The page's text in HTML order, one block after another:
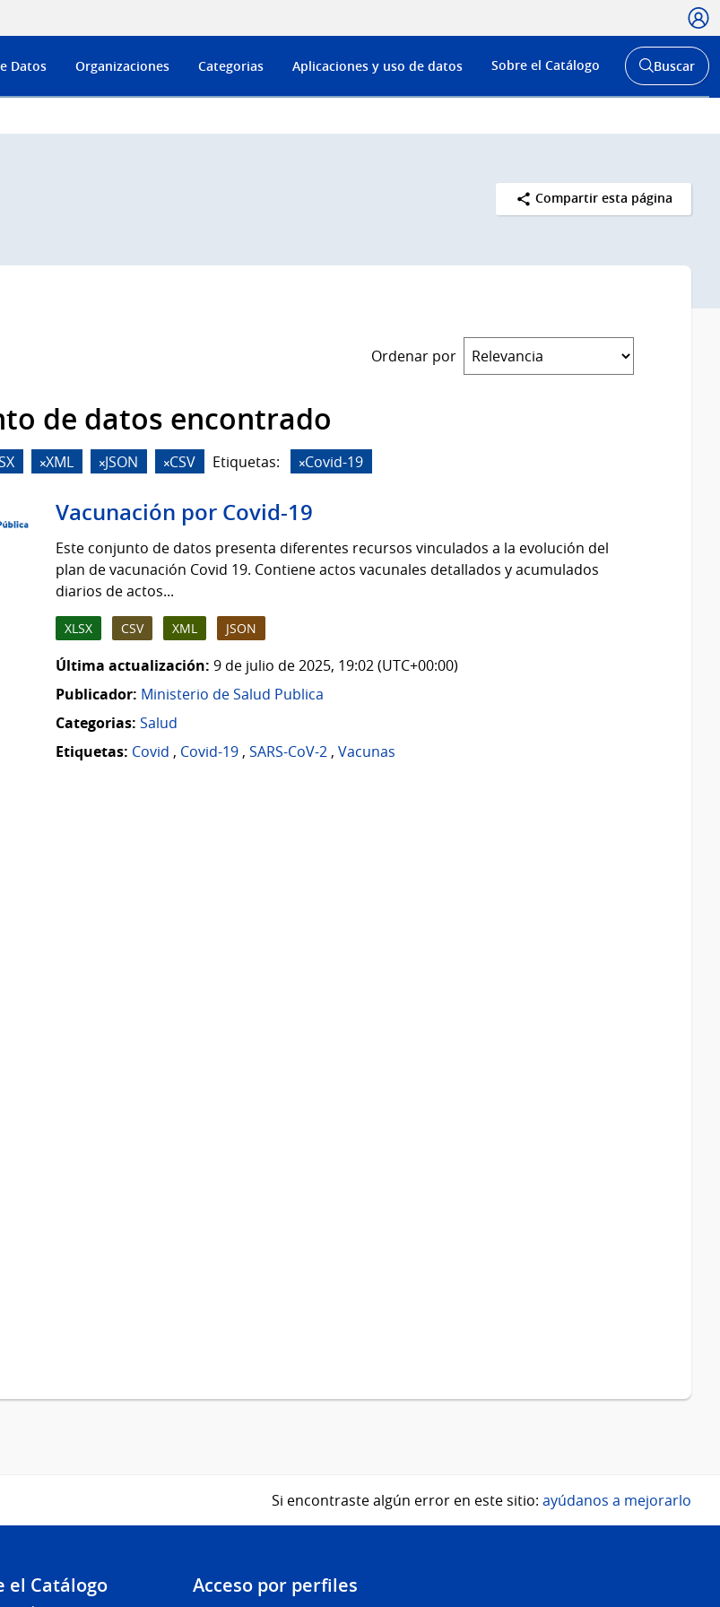
Menú
de
Datos Organizaciones Categorias Aplicaciones y uso de datos Sobre el Catálogo
Abrir
buscador
Buscar
Compartir esta página
Ordenar por
de datos encontrado
XML JSON CSV Etiquetas: Covid-19
Vacunación por Covid-19
Este conjunto de datos presenta diferentes recursos vinculados a la evolución del
plan de vacunación Covid 19. Contiene actos vacunales detallados y acumulados
diarios de actos...
XLSX CSV XML JSON
Última actualización: 9 de julio de 2025, 19:02 (UTC+00:00)
Publicador: Ministerio de Salud Publica
Categorias: Salud
Etiquetas: Covid , Covid-19, SARS-CoV-2, Vacunas
Si encontraste algún error en este sitio: ayúdanos a mejorarlo
el Catálogo Acceso por perfiles